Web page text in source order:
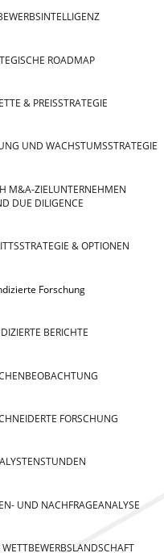
ROADMAP
& PREISSTRATEGIE
UND WACHSTUMSSTRATEGIE
M&A-ZIELUNTERNEHMEN
DUE DILIGENCE
& OPTIONEN
Forschung
BERICHTE
FORSCHUNG
UND NACHFRAGEANALYSE